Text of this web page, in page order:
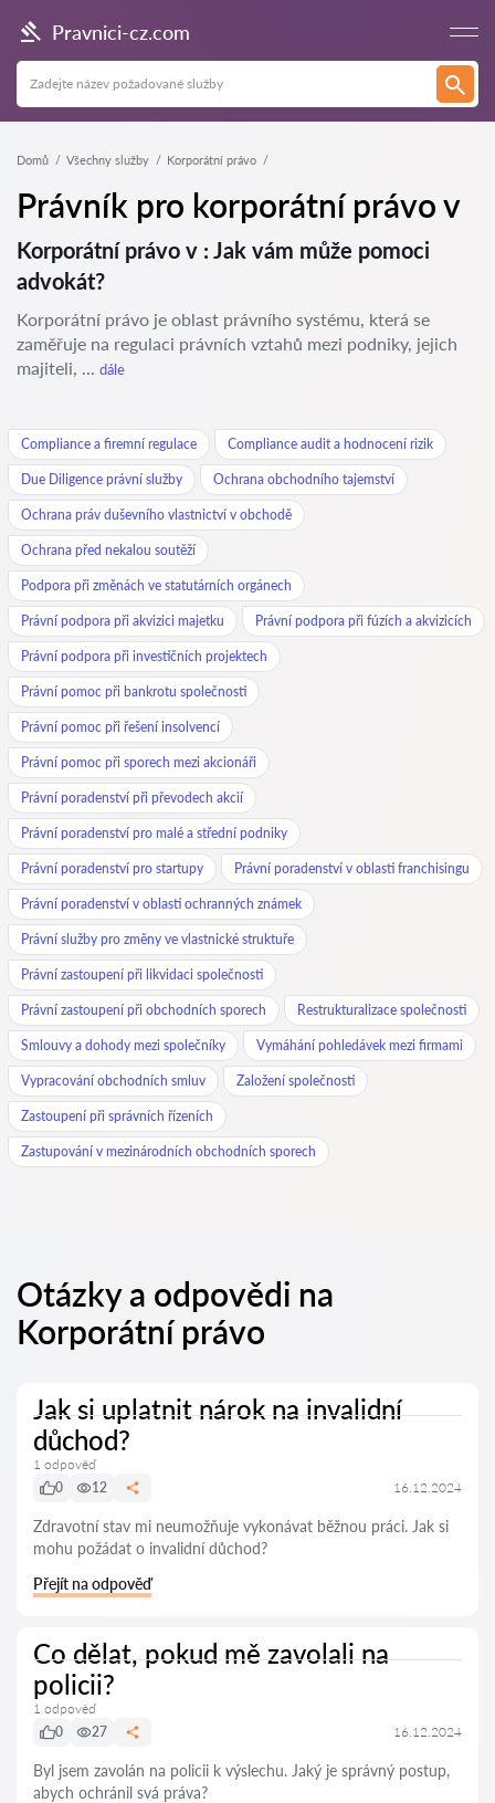
Pravnici-cz.com
Domů Všechny služby Korporátní právo
Právník pro korporátní právo v
Korporátní právo v : Jak vám může pomoci
advokát?
Korporátní právo je oblast právního systému, která se
zaměřuje na regulaci právních vztahů mezi podniky, jejich
majiteli, ... dále
Compliance a firemní regulace Compliance audit a hodnocení rizik
Due Diligence právní služby Ochrana obchodního tajemství
Ochrana práv duševního vlastnictví v obchodě
Ochrana před nekalou soutěží
Podpora při změnách ve statutárních orgánech
Právní podpora při akvizici majetku Právní podpora při fúzích a akvizicích
Právní podpora při investičních projektech
Právní pomoc při bankrotu společnosti
Právní pomoc při řešení insolvencí
Právní pomoc při sporech mezi akcionáři
Právní poradenství při převodech akcií
Právní poradenství pro malé a střední podniky
Právní poradenství pro startupy Právní poradenství v oblasti franchisingu
Právní poradenství v oblasti ochranných známek
Právní služby pro změny ve vlastnické struktuře
Právní zastoupení při likvidaci společnosti
Právní zastoupení při obchodních sporech Restrukturalizace společnosti
Smlouvy a dohody mezi společníky Vymáhání pohledávek mezi firmami
Vypracování obchodních smluv Založení společnosti
Zastoupení při správních řízeních
Zastupování v mezinárodních obchodních sporech
Otázky a odpovědi na
Korporátní právo
Jak si uplatnit nárok na invalidní
důchod?
1 odpověď
0
12 16.12.2024
Zdravotní stav mi neumožňuje vykonávat běžnou práci. Jak si
mohu požádat o invalidní důchod?
Přejít na odpověď
Co dělat, pokud mě zavolali na
policii?
1 odpověď
0
27 16.12.2024
Byl jsem zavolán na policii k výslechu. Jaký je správný postup,
abych ochránil svá práva?